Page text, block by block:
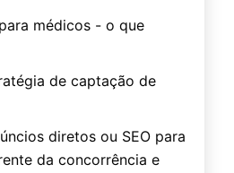
para médicos - o que
de captação de
diretos ou SEO para
da concorrência e